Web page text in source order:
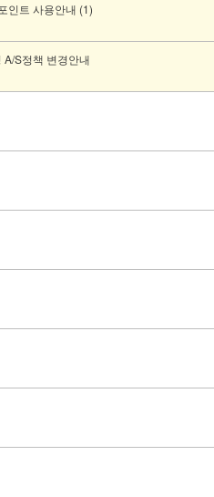
인트 사용안내 (1)
S정책 변경안내